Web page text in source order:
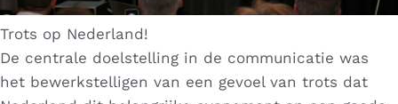
Trots op Nederland!
De centrale doelstelling in de communicatie was
het bewerkstelligen van een gevoel van trots dat